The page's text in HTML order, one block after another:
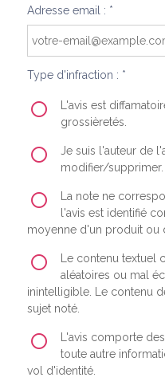
Adresse email : *
Type d'infraction : *
L'avis est
grossièretés.
Je suis l'auteur de
modifier/supprimer.
La note ne
l'avis est identifié
moyenne d'un produit ou
Le contenu textuel
aléatoires ou mal
inintelligible. Le contenu
sujet noté.
L'avis comporte
toute autre
vol d'identité.